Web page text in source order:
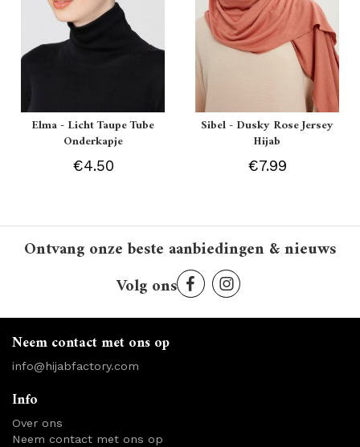
Elma - Licht Taupe Tube
Onderkapje
€4.50
Sibel - Dusky Rose Jersey
Hijab
€7.99
Ontvang onze beste aanbiedingen & nieuws
Volg ons
Neem contact met ons op
info@hijabfactory.com
Info
Over ons
Neem contact met ons op